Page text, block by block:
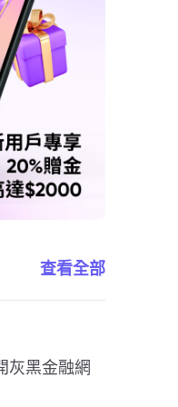
查看全部
灰黑金融網